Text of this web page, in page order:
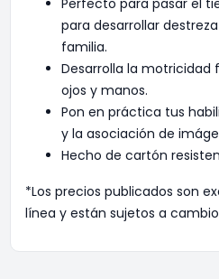
Perfecto para pasar el
para desarrollar
familia.
Desarrolla la motricidad
ojos y manos.
Pon en práctica tus
y la asociación de
Hecho de cartón
*Los precios publicados son
línea y están sujetos a